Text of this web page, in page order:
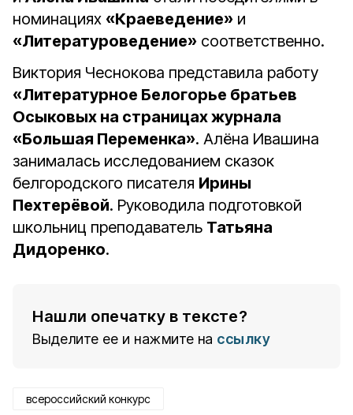
номинациях «Краеведение» и
«Литературоведение» соответственно.
Виктория Чеснокова представила работу
«Литературное Белогорье братьев
Осыковых на страницах журнала
«Большая Переменка». Алёна Ивашина
занималась исследованием сказок
белгородского писателя Ирины
Пехтерёвой. Руководила подготовкой
школьниц преподаватель Татьяна
Дидоренко.
Нашли опечатку в тексте?
Выделите ее и нажмите на ссылку
всероссийский конкурс